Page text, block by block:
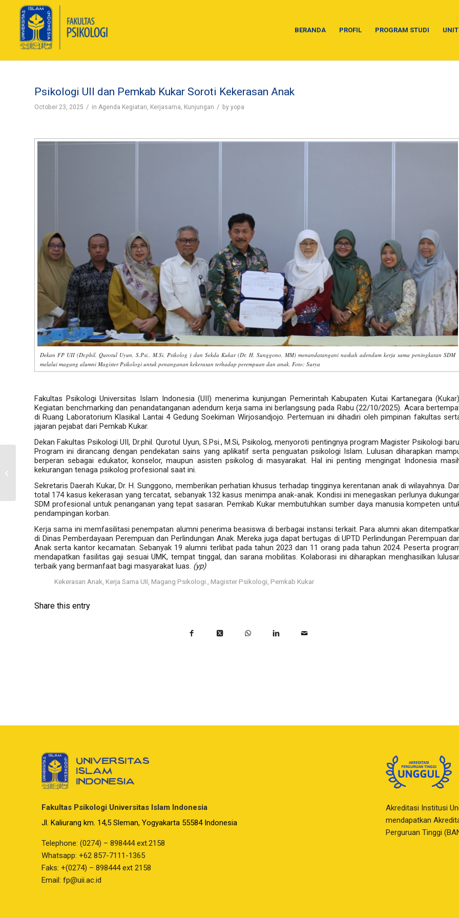
BERANDA PROFIL PROGRAM STUDI UNIT
Psikologi UII dan Pemkab Kukar Soroti Kekerasan Anak
October 23, 2025 / in Agenda Kegiatan, Kerjasama, Kunjungan / by yopa
Dekan FP UII (Dr.phil. Qurotul Uyun, S.Psi., M.Si, Psikolog ) dan Sekda Kukar (Dr. H. Sunggono, MM) menandatangani naskah adendum kerja sama peningkatan SDM
melalui magang alumni Magister Psikologi untuk penanganan kekerasan terhadap perempuan dan anak. Foto: Surya
Fakultas Psikologi Universitas Islam Indonesia (UII) menerima kunjungan Pemerintah Kabupaten Kutai Kartanegara (Kukar
Kegiatan benchmarking dan penandatanganan adendum kerja sama ini berlangsung pada Rabu (22/10/2025). Acara
di Ruang Laboratorium Klasikal Lantai 4 Gedung Soekiman Wirjosandjojo. Pertemuan ini dihadiri oleh pimpinan fakultas
jajaran pejabat dari Pemkab Kukar.
Dekan Fakultas Psikologi UII, Dr.phil. Qurotul Uyun, S.Psi., M.Si, Psikolog, menyoroti pentingnya program Magister Psikologi
Program ini dirancang dengan pendekatan sains yang aplikatif serta penguatan psikologi Islam. Lulusan diharapkan
berperan sebagai edukator, konselor, maupun asisten psikolog di masyarakat. Hal ini penting mengingat Indonesia
kekurangan tenaga psikolog profesional saat ini.
Sekretaris Daerah Kukar, Dr. H. Sunggono, memberikan perhatian khusus terhadap tingginya kerentanan anak di wilayahnya.
total 174 kasus kekerasan yang tercatat, sebanyak 132 kasus menimpa anak-anak. Kondisi ini menegaskan perlunya
SDM profesional untuk penanganan yang tepat sasaran. Pemkab Kukar membutuhkan sumber daya manusia kompeten
pendampingan korban.
Kerja sama ini memfasilitasi penempatan alumni penerima beasiswa di berbagai instansi terkait. Para alumni akan
di Dinas Pemberdayaan Perempuan dan Perlindungan Anak. Mereka juga dapat bertugas di UPTD Perlindungan Perempuan
Anak serta kantor kecamatan. Sebanyak 19 alumni terlibat pada tahun 2023 dan 11 orang pada tahun 2024. Peserta
mendapatkan fasilitas gaji sesuai UMK, tempat tinggal, dan sarana mobilitas. Kolaborasi ini diharapkan menghasilkan
terbaik yang bermanfaat bagi masyarakat luas. (yp)
Kekerasan Anak, Kerja Sama UII, Magang Psikologi., Magister Psikologi, Pemkab Kukar
Share this entry
Fakultas Psikologi Universitas Islam Indonesia
Jl. Kaliurang km. 14,5 Sleman, Yogyakarta 55584 Indonesia
Telephone: (0274) – 898444 ext.2158
Whatsapp: +62 857-7111-1365
Faks: +(0274) – 898444 ext 2158
Email: fp@uii.ac.id
Akreditasi Institusi
mendapatkan
Perguruan Tinggi
Bekerja tanpa takut: Sikap muslim